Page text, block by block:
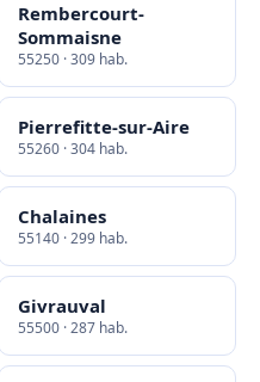
Rembercourt-
Sommaisne
55250 · 309 hab.
Pierrefitte-sur-Aire
55260 · 304 hab.
Chalaines
55140 · 299 hab.
Givrauval
55500 · 287 hab.